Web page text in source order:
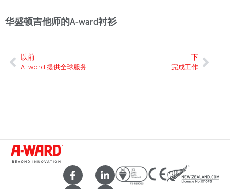
华盛顿吉他师的A-ward衬衫
以前
A-ward 提供全球服务
下
完成工作